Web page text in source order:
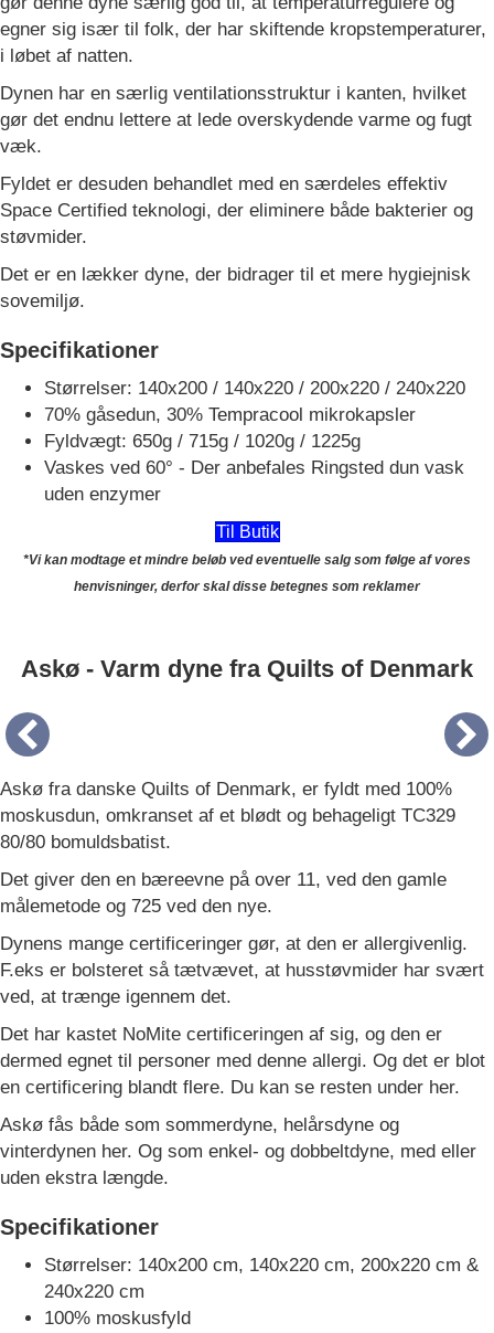
egner sig især til folk, der har skiftende kropstemperaturer,
i løbet af natten.
Dynen har en særlig ventilationsstruktur i kanten, hvilket
gør det endnu lettere at lede overskydende varme og fugt
væk.
Fyldet er desuden behandlet med en særdeles effektiv
Space Certified teknologi, der eliminere både bakterier og
støvmider.
Det er en lækker dyne, der bidrager til et mere hygiejnisk
sovemiljø.
Specifikationer
Størrelser: 140x200 / 140x220 / 200x220 / 240x220
70% gåsedun, 30% Tempracool mikrokapsler
Fyldvægt: 650g / 715g / 1020g / 1225g
Vaskes ved 60° - Der anbefales Ringsted dun vask
uden enzymer
Til Butik
*Vi kan modtage et mindre beløb ved eventuelle salg som følge af vores
henvisninger, derfor skal disse betegnes som reklamer
Askø - Varm dyne fra Quilts of Denmark
Askø fra danske Quilts of Denmark, er fyldt med 100%
moskusdun, omkranset af et blødt og behageligt TC329
80/80 bomuldsbatist.
Det giver den en bæreevne på over 11, ved den gamle
målemetode og 725 ved den nye.
Dynens mange certificeringer gør, at den er allergivenlig.
F.eks er bolsteret så tætvævet, at husstøvmider har svært
ved, at trænge igennem det.
Det har kastet NoMite certificeringen af sig, og den er
dermed egnet til personer med denne allergi. Og det er blot
en certificering blandt flere. Du kan se resten under her.
Askø fås både som sommerdyne, helårsdyne og
vinterdynen her. Og som enkel- og dobbeltdyne, med eller
uden ekstra længde.
Specifikationer
Størrelser: 140x200 cm, 140x220 cm, 200x220 cm &
240x220 cm
100% moskusfyld